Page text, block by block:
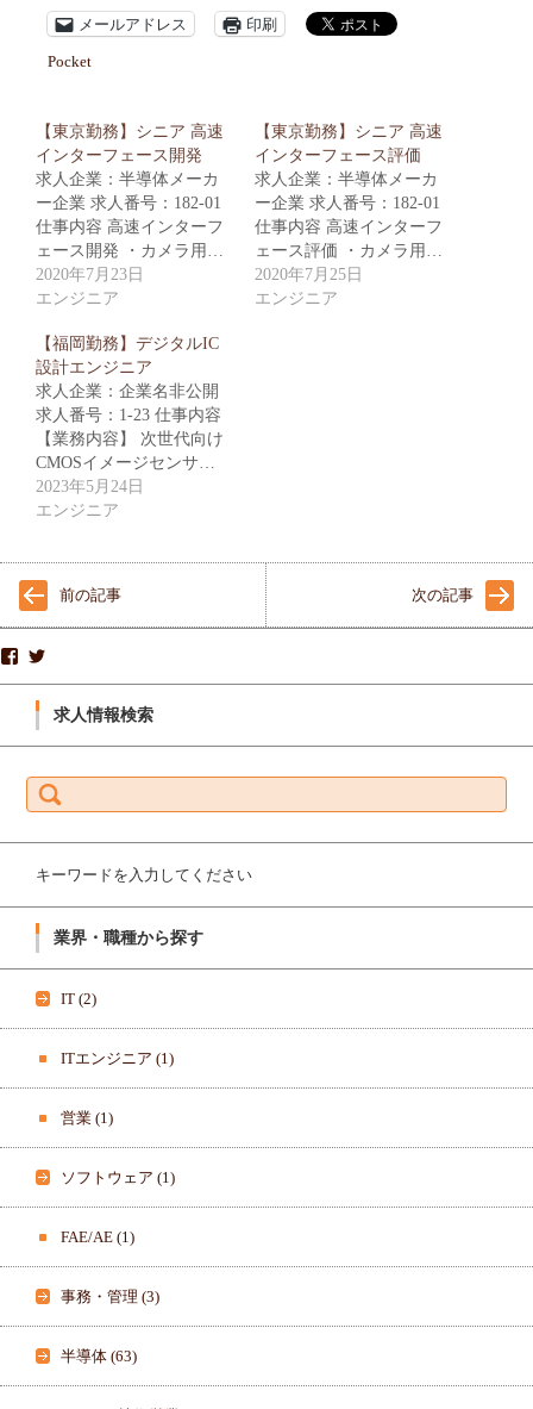
メールアドレス 印刷
Pocket
【東京勤務】シニア 高速
インターフェース開発
求人企業：半導体メーカ
ー企業 求人番号：182-01
仕事内容 高速インターフ
ェース開発 ・カメラ用…
2020年7月23日
エンジニア
【東京勤務】シニア 高速
インターフェース評価
求人企業：半導体メーカ
ー企業 求人番号：182-01
仕事内容 高速インターフ
ェース評価 ・カメラ用…
2020年7月25日
エンジニア
【福岡勤務】デジタルIC
設計エンジニア
求人企業：企業名非公開
求人番号：1-23 仕事内容
【業務内容】 次世代向け
CMOSイメージセンサ…
2023年5月24日
エンジニア
前の記事 次の記事
株
会
リ
グ
ー
1
3
ん
フ
を
S
R
N
B
A
R
D
K
さ
ん
ロ
フ
ル
を
T
i
t
r
表
求人情報検索
索:
キーワードを入力してください
業界・職種から探す
IT (2)
ITエンジニア (1)
営業 (1)
ソフトウェア (1)
FAE/AE (1)
事務・管理 (3)
半導体 (63)